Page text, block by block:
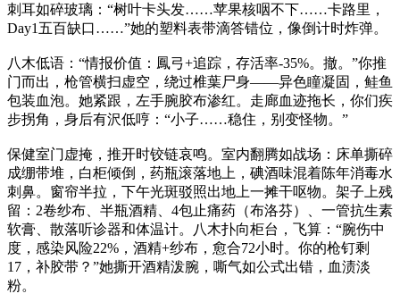
刺耳如碎玻璃：“树叶卡头发……苹果核咽不下……卡路里，
Day1五百缺口……”她的塑料表带滴答错位，像倒计时炸弹。
八木低语：“情报价值：鳳弓+追踪，存活率-35%。撤。”你推
门而出，枪管横扫虚空，绕过椎葉尸身——异色瞳凝固，鲑鱼
包装血泡。她紧跟，左手腕胶布渗红。走廊血迹拖长，你们疾
步拐角，身后有沢低哼：“小子……稳住，别变怪物。”
保健室门虚掩，推开时铰链哀鸣。室内翻腾如战场：床单撕碎
成绷带堆，白柜倾倒，药瓶滚落地上，碘酒味混着陈年消毒水
刺鼻。窗帘半拉，下午光斑驳照出地上一摊干呕物。架子上残
留：2卷纱布、半瓶酒精、4包止痛药（布洛芬）、一管抗生素
软膏、散落听诊器和体温计。八木扑向柜台，飞算：“腕伤中
度，感染风险22%，酒精+纱布，愈合72小时。你的枪钉剩
17，补胶带？”她撕开酒精泼腕，嘶气如公式出错，血渍淡
粉。